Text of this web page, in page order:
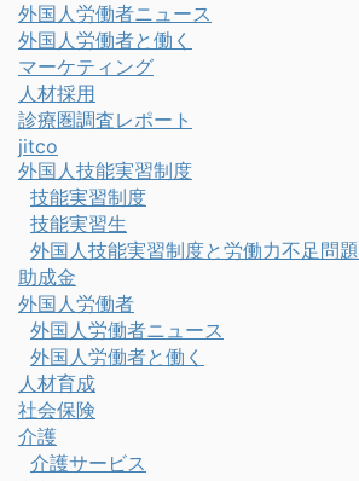
外国人労働者ニュース
外国人労働者と働く
マーケティング
人材採用
診療圏調査レポート
jitco
外国人技能実習制度
技能実習制度
技能実習生
外国人技能実習制度と労働力不足問題
助成金
外国人労働者
外国人労働者ニュース
外国人労働者と働く
人材育成
社会保険
介護
介護サービス